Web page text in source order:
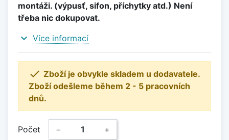
montáži. (výpusť, sifon, příchytky atd.) Není
třeba nic dokupovat.
expand_more Více informací
 Zboží je obvykle skladem u dodavatele.
Zboží odešleme během 2 - 5 pracovních
dnů.
Počet − +